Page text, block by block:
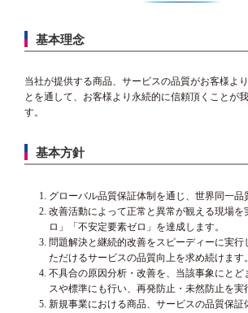
基本理念
当社が提供する商品、サービスの品質がお客様よ
とを通して、お客様より永続的に信頼頂くことが
す。
基本方針
グローバル品質保証体制を通じ、世界同一品
改善活動によって正常と異常が観える現場を
ロ」「不安定要素ゼロ」を達成します。
問題解決と継続的改善をスピーディーに実行
ただけるサービスの品質向上を求め続けます。
不具合の原因分析・改善を、当該事象にとど
スや標準にも行い、再発防止・未然防止を実
新規事業における商品、サービスの品質保証